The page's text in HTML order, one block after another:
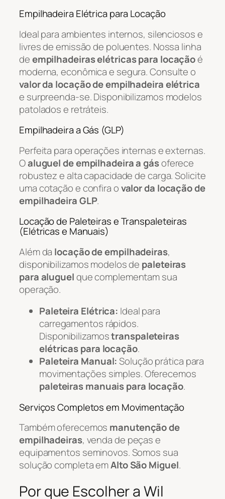
Empilhadeira Elétrica para Locação
Ideal para ambientes internos, silenciosos e
livres de emissão de poluentes. Nossa linha
deempilhadeiras elétricas para locaçãoé
moderna, econômica e segura. Consulte o
valor da locação de empilhadeira elétrica
e surpreenda-se. Disponibilizamos modelos
patolados e retráteis.
Empilhadeira a Gás (GLP)
Perfeita para operações internas e externas.
Oaluguel de empilhadeira a gásoferece
robustez e alta capacidade de carga. Solicite
uma cotação e confira ovalor da locação de
empilhadeira GLP.
Locação de Paleteiras e Transpaleteiras
(Elétricas e Manuais)
Além da locação de empilhadeiras,
disponibilizamos modelos de paleteiras
para aluguelque complementam sua
operação.
Paleteira Elétrica: Ideal para
carregamentos rápidos.
Disponibilizamostranspaleteiras
elétricas para locação.
Paleteira Manual:Solução prática para
movimentações simples. Oferecemos
paleteiras manuais para locação.
Serviços Completos em Movimentação
Também oferecemos manutenção de
empilhadeiras, venda de peças e
equipamentos seminovos. Somos sua
solução completa emAlto São Miguel.
Por que Escolher a Wil